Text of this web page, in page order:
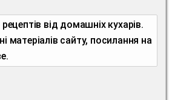
рецептів від домашніх кухарів.
матеріалів сайту, посилання на